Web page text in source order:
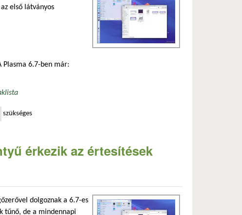
első látványos
Plasma 6.7-ben már:
kap tartalommal kapcsolatosan
szükséges
érkezik az értesítések
dolgoznak a 6.7-es
tűnő, de a mindennapi